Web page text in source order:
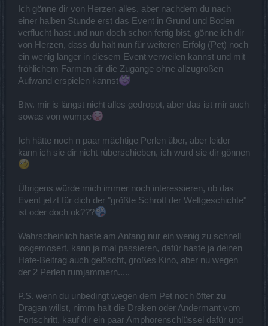
Ich gönne dir von Herzen alles, aber nachdem du nach
einer halben Stunde erst das Event in Grund und Boden
verflucht hast und nun doch schon fertig bist, gönne ich dir
von Herzen, dass du halt nun für weiteren Erfolg (Pet) noch
ein wenig länger in diesem Event verweilen kannst und mit
fröhlichem Farmen dir die Zugänge ohne allzugroßen
Aufwand erspielen kannst
Btw. mir is längst nicht alles gedroppt, aber das ist mir auch
sowas von wumpe
Ich hätte noch n paar mächtige Perlen über, aber leider
kann ich sie dir nicht rüberschieben, ich würd sie dir gönnen
Übrigens würde mich immer noch interessieren, ob das
Event jetzt für dich der "größte Schrott der Weltgeschichte"
ist oder doch ok???
Wahrscheinlich haste am Anfang nur ein wenig zu schnell
losgemosert, kann ja mal passieren, dafür haste ja deinen
Hate-Beitrag auch gelöscht, großes Kino, aber nu wegen
der 2 Perlen rumjammern.....
P.S. wenn du unbedingt wegen dem Pet noch öfter zu
Dragan willst, nimm halt die Draken oder Andermant vom
Fortschritt, kauf dir ein paar Amphorenschlüssel dafür und